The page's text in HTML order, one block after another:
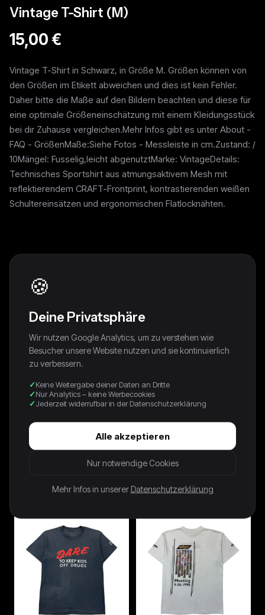
Vintage T-Shirt (M)
15,00 €
Vintage T-Shirt in Schwarz, in Größe M. Größen können von
den Größen im Etikett abweichen und dies ist kein Fehler.
Daher bitte die Maße auf den Bildern beachten und diese für
eine optimale Größeneinschätzung mit einem Kleidungsstück
bei dir Zuhause vergleichen.Mehr Infos gibt es unter About -
FAQ - GrößenMaße:Siehe Fotos - Messleiste in cm.Zustand: /
10Mängel: Fusselig,leicht abgenutztMarke: VintageDetails:
Technisches Sportshirt aus atmungsaktivem Mesh mit
reflektierendem CRAFT-Frontprint, kontrastierenden weißen
Schultereinsätzen und ergonomischen Flatlocknähten.
kicked up my heels at Larry's"
🍪
Deine Privatsphäre
Wir nutzen Google Analytics, um zu verstehen wie
Besucher unsere Website nutzen und sie kontinuierlich
zu verbessern.
Keine Weitergabe deiner Daten an Dritte
Nur Analytics – keine Werbecookies
Jederzeit widerrufbar in der Datenschutzerklärung
Alle akzeptieren
Nur notwendige Cookies
Mehr Infos in unserer Datenschutzerklärung